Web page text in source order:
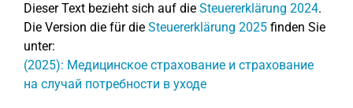
Dieser Text bezieht sich auf die Steuererklärung 2024.
Die Version die für die Steuererklärung 2025 finden Sie
unter:
(2025): Медицинское страхование и страхование
на случай потребности в уходе